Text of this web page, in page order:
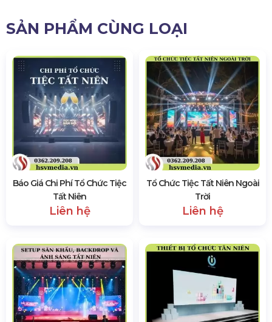
SẢN PHẨM CÙNG LOẠI
Báo Giá Chi Phí Tổ Chức Tiệc
Tất Niên
Liên hệ
Tổ Chức Tiệc Tất Niên Ngoài
Trời
Liên hệ